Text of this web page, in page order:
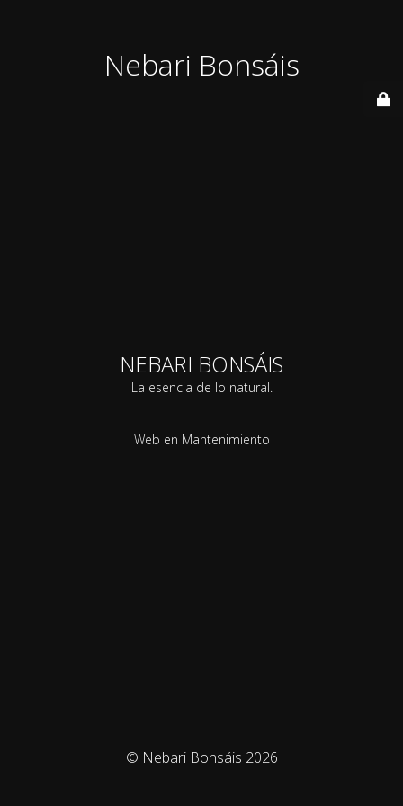
Nebari Bonsáis
NEBARI BONSÁIS
La esencia de lo natural.
Web en Mantenimiento
© Nebari Bonsáis 2026